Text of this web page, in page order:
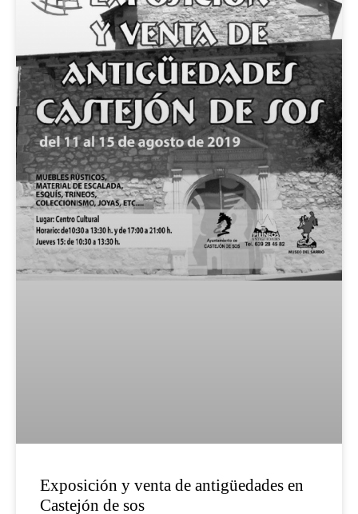
Exposición y venta de antigüedades en
Castejón de sos